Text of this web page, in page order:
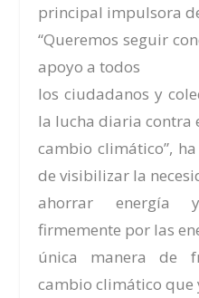
principal impulsora
“Queremos seguir
apoyo a todos
los ciudadanos y
la lucha diaria contra
cambio climático”,
de visibilizar la
ahorrar energía
firmemente por las
única manera de
cambio climático que